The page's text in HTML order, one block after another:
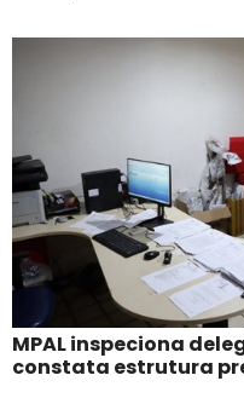
MPAL inspeciona
constata estrutura